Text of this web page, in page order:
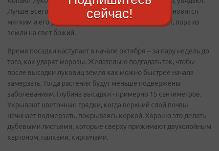
Лучше всего судить по стебельку: как только он становится
мягким и его уже можно закрутить на палец, значит, пора из
земли на свет божий.
Время посадки наступает в начале октября – за пару недель до
того, как ударят морозы. Желательно подгадать так, чтобы
после высадки луковиц земля как можно быстрее начала
замерзать. Тогда растения будут меньше подвержены
заболеваниям. Глубина высадки - примерно 15 сантиметров.
Укрывают цветочные грядки, когда верхний слой почвы
начинает подмерзать, покрываясь коркой. Хорошо это делать
дубовыми листьями, которые сверху прижимают двухслойным
картоном, палками, кирпичами.
сейчас!